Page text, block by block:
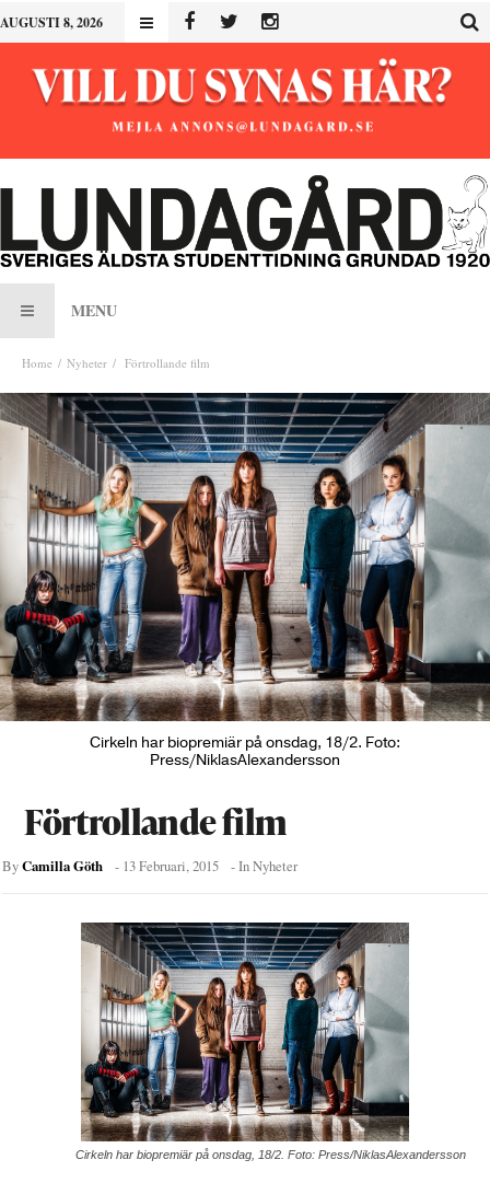
AUGUSTI 8, 2026
MENU
Home Nyheter Förtrollande film
Cirkeln har biopremiär på onsdag, 18/2. Foto:
Press/NiklasAlexandersson
Förtrollande film
ByCamilla Göth - 13 Februari, 2015 - InNyheter
Cirkeln har biopremiär på onsdag, 18/2. Foto: Press/NiklasAlexandersson